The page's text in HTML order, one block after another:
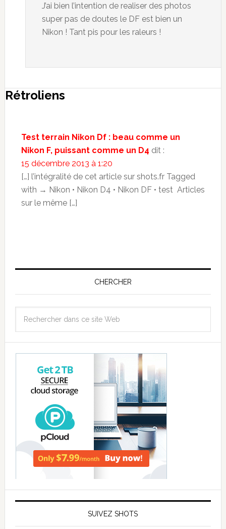
J’ai bien l’intention de realiser des photos
super pas de doutes le DF est bien un
Nikon ! Tant pis pour les raleurs !
Rétroliens
Test terrain Nikon Df : beau comme un
Nikon F, puissant comme un D4 dit :
15 décembre 2013 à 1:20
[…] l’intégralité de cet article sur shots.fr Tagged
with → Nikon • Nikon D4 • Nikon DF • test Articles
sur le même […]
CHERCHER
SUIVEZ SHOTS